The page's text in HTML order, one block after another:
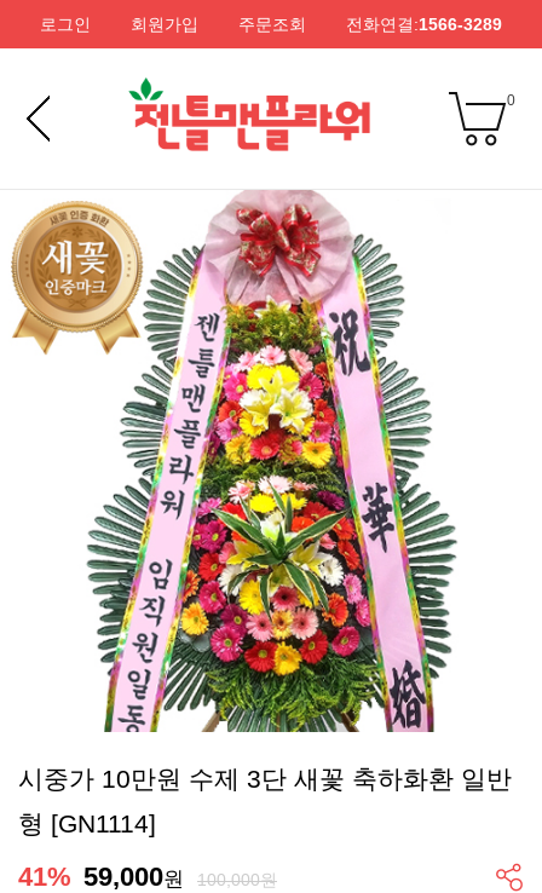
로그인 회원가입 주문조회 전화연결:1566-3289
0
시중가 10만원 수제 3단 새꽃 축하화환 일반
형 [GN1114]
41% 59,000원 100,000원